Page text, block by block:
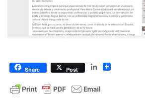
Share Post LinkedIn